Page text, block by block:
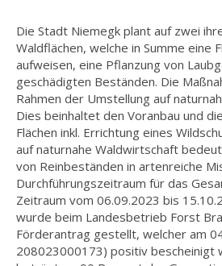
Die Stadt Niemegk plant auf zwei ihrer stadteigenen
Waldflächen, welche in Summe eine
aufweisen, eine Pflanzung von
geschädigten Beständen. Die
Rahmen der Umstellung auf
Dies beinhaltet den Voranbau und
Flächen inkl. Errichtung eines
auf naturnahe Waldwirtschaft
von Reinbeständen in artenreiche
Durchführungszeitraum für das
Zeitraum vom 06.09.2023 bis
wurde beim Landesbetrieb Forst
Förderantrag gestellt, welcher am
208023000173) positiv bescheinigt